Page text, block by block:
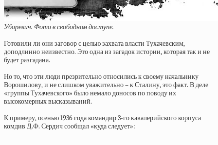
Уборевич. Фото в свободном доступе.
Готовили ли они заговор с целью захвата власти Тухачевским,
доподлинно неизвестно. Это одна из загадок истории, которая так и не
будет разгадана.
Но то, что эти люди презрительно относились к своему начальнику
Ворошилову, и не слишком уважительно – к Сталину, это факт. В деле
«группы Тухачевского» было немало доносов по поводу их
высокомерных высказываний.
К примеру, осенью 1936 года командир 3-го кавалерийского корпуса
комдив Д.Ф. Сердич сообщал «куда следует»: